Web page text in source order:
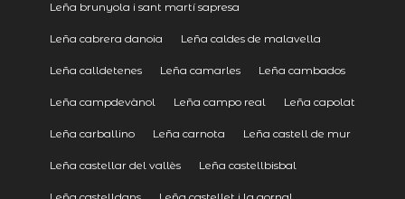
Leña brunyola i sant martí sapresa
Leña cabrera danoia Leña caldes de malavella
Leña calldetenes Leña camarles Leña cambados
Leña campdevànol Leña campo real Leña capolat
Leña carballino Leña carnota Leña castell de mur
Leña castellar del vallès Leña castellbisbal